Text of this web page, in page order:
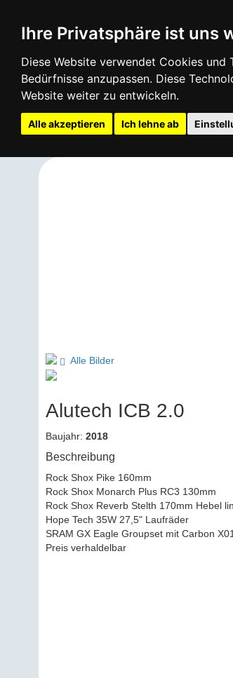
Ihre Privatsphäre ist uns
Diese Website verwendet Cookies und
Bedürfnisse anzupassen. Diese
Website weiter zu entwickeln.
Alle akzeptieren Ich lehne ab
Alle Bilder
Alutech ICB 2.0
Baujahr: 2018
Beschreibung
Rock Shox Pike 160mm
Rock Shox Monarch Plus RC3 130mm
Rock Shox Reverb Stelth 170mm Hebel
Hope Tech 35W 27,5" Laufräder
SRAM GX Eagle Groupset mit Carbon
Preis verhaldelbar